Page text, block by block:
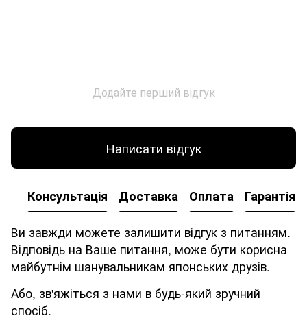
Додайте перший відгук
Написати відгук
Консультація Доставка Оплата Гарантія
Ви завжди можете залишити відгук з питанням.
Відповідь на Ваше питання, може бути корисна
майбутнім шанувальникам японських друзів.
Або, зв'яжіться з нами в будь-який зручний
спосіб.